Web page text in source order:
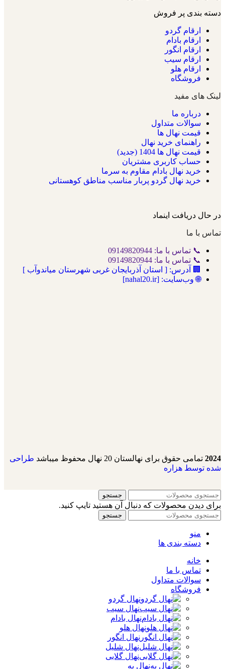
دسته بندی پر فروش
ارقام گردو
ارقام بادام
ارقام انگور
ارقام سیب
ارقام هلو
فروشگاه
لینک های مفید
درباره ما
سوالات متداول
قیمت نهال ها
راهنمای خرید نهال
قیمت نهال ها 1404 (جدید)
حساب کاربری مشتریان
خرید نهال بادام مقاوم به سرما
خرید نهال گردو پربار مناسب مناطق کوهستانی
در حال دریافت اینماد
تماس با ما
📞 تماس با ما: 09149820944
📞 تماس با ما: 09149820944
🏢 آدرس: [ استان آذربایجان غربی شهرستان میاندوآب ]
🌐 وب‌سایت: [nahal20.ir]
2024 تمامی حقوق برای نهالستان 20 نهال محفوظ میباشد
طراحی
شده توسط هزاره
جستجو
برای دیدن محصولات که دنبال آن هستید تایپ کنید.
جستجو
منو
دسته بندی ها
خانه
تماس با ما
سوالات متداول
فروشگاه
نهال گردو
نهال سیب
نهال بادام
نهال هلو
نهال انگور
نهال شلیل
نهال گلابی
نهال به